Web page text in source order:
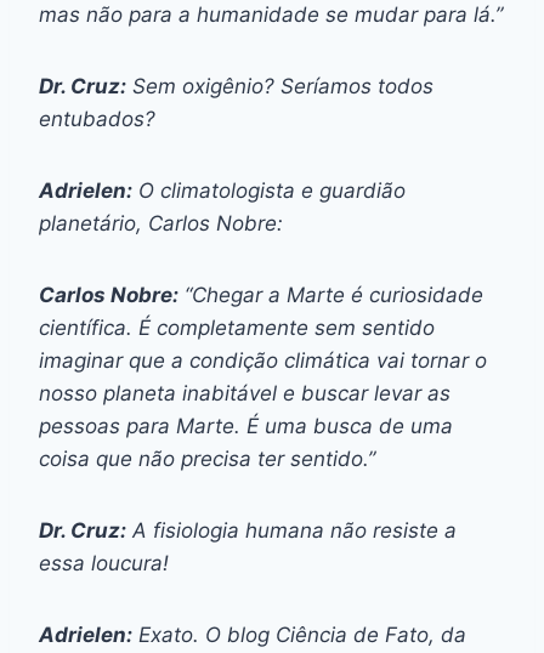
mas não para a humanidade se mudar para lá.”
Dr. Cruz: Sem oxigênio? Seríamos todos
entubados?
Adrielen: O climatologista e guardião
planetário, Carlos Nobre:
Carlos Nobre: “Chegar a Marte é curiosidade
científica. É completamente sem sentido
imaginar que a condição climática vai tornar o
nosso planeta inabitável e buscar levar as
pessoas para Marte. É uma busca de uma
coisa que não precisa ter sentido.”
Dr. Cruz: A fisiologia humana não resiste a
essa loucura!
Adrielen: Exato. O blog Ciência de Fato, da